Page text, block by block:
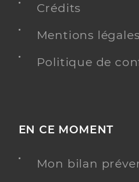
Crédits
Mentions légales
Politique de
EN CE MOMENT
Mon bilan